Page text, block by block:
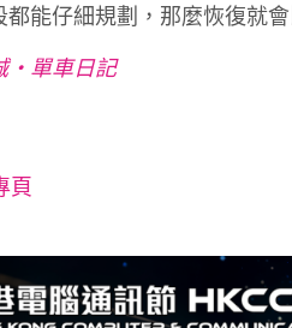
能仔細規劃，那麼恢復就
‧單車日記
頁